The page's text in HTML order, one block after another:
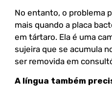
No entanto, o problema
mais quando a placa
em tártaro. Ela é uma
sujeira que se acumula
ser removida em
A língua também